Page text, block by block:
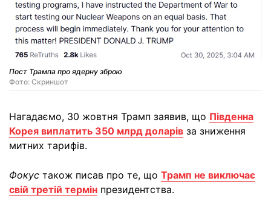
Пост Трампа про ядерну зброю
Фото: Скриншот
Нагадаємо, 30 жовтня Трамп заявив, що Південна
Корея виплатить 350 млрд доларів за зниження
митних тарифів.
Фокус також писав про те, що Трамп не виключає
свій третій термін президентства.